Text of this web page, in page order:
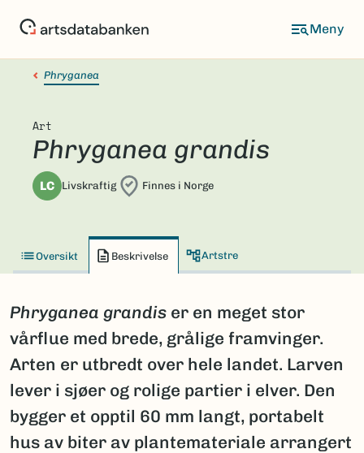
Phryganea
Art
Phryganea grandis
LC Livskraftig Finnes i Norge
Oversikt Beskrivelse Artstre
Phryganea grandis er en meget stor
vårflue med brede, grålige framvinger.
Arten er utbredt over hele landet. Larven
lever i sjøer og rolige partier i elver. Den
bygger et opptil 60 mm langt, portabelt
hus av biter av plantemateriale arrangert